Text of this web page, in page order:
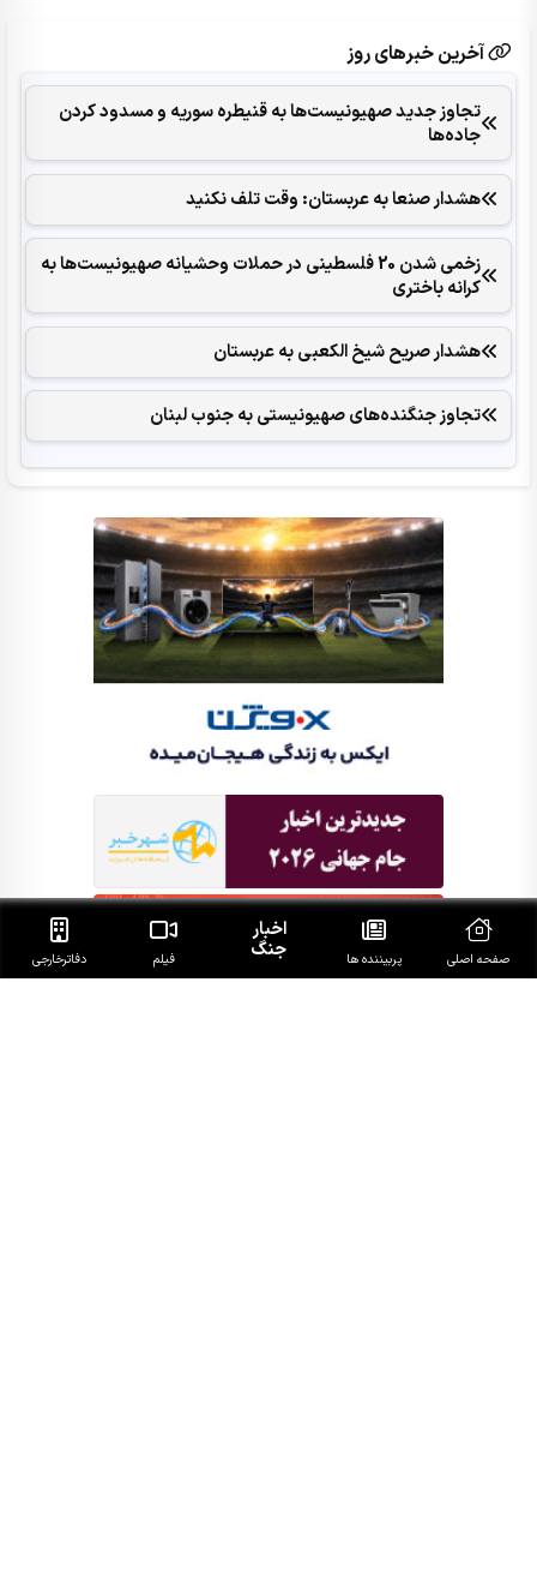
آخرین خبرهای روز
تجاوز جدید صهیونیست‌ها به قنیطره سوریه و مسدود کردن
جاده‌ها
هشدار صنعا به عربستان: وقت تلف نکنید
زخمی شدن 20 فلسطینی در حملات وحشیانه صهیونیست‌ها به
کرانه باختری
هشدار صریح شیخ الکعبی به عربستان
تجاوز جنگنده‌های صهیونیستی به جنوب لبنان
صفحه اصلی پربیننده ها
اخبار
جنگ فیلم دفاتر‌خارجی